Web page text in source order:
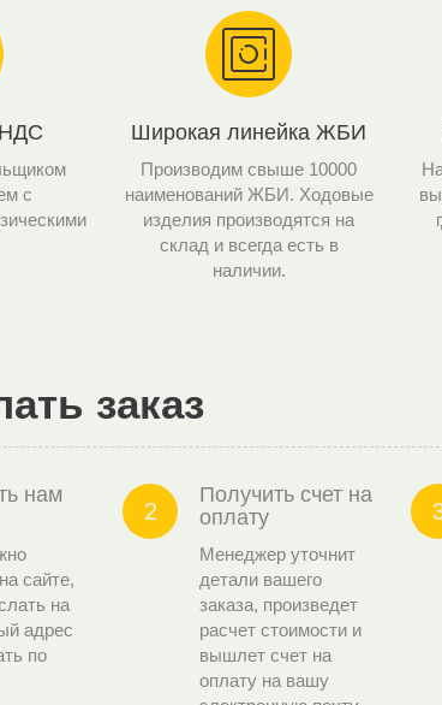
с
Широкая линейка ЖБИ
Производим свыше 10000
наименований ЖБИ. Ходовые
изделия производятся на
склад и всегда есть в
наличии.
заказ
нам
сайте,
на
адрес
по
2
Получить счет на
оплату
Менеджер уточнит
детали вашего
заказа, произведет
расчет стоимости и
вышлет счет на
оплату на вашу